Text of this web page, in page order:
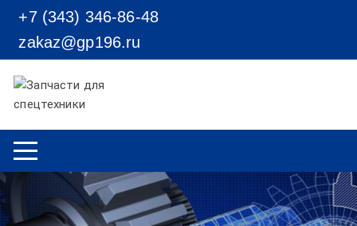
Перейти к содержимому
+7 (343) 346-86-48
zakaz@gp196.ru